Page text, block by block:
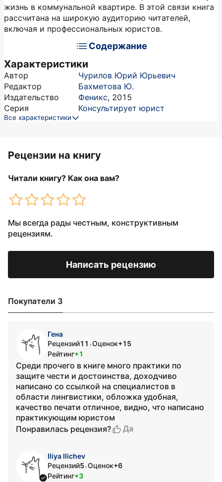
жизнь в коммунальной квартире. В этой связи книга
рассчитана на широкую аудиторию читателей,
включая и профессиональных юристов.
Содержание
Характеристики
Автор
Чурилов Юрий Юрьевич
Редактор
Бахметова Ю.
Издательство
Феникс, 2015
Серия
Консультирует юрист
Все характеристики
Рецензии на книгу
Читали книгу? Как она вам?
Мы всегда рады честным, конструктивным
рецензиям.
Написать рецензию
Покупатели 3
Гена
Рецензий11 •Оценок+15
Рейтинг+1
Среди прочего в книге много практики по
защите чести и достоинства, доходчиво
написано со ссылкой на специалистов в
области лингвистики, обложка удобная,
качество печати отличное, видно, что написано
практикующим юристом
Понравилась рецензия?
Да
Iliya Ilichev
Рецензий5•Оценок+6
Рейтинг+3